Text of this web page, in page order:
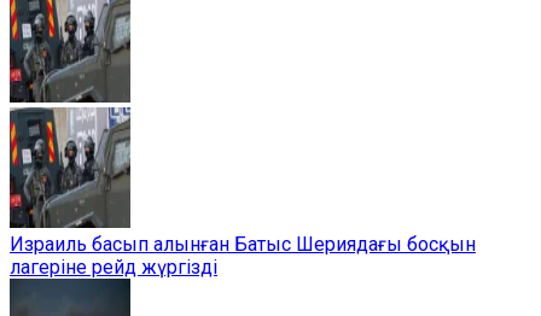
Израиль басып алынған Батыс Шериядағы босқын
лагеріне рейд жүргізді